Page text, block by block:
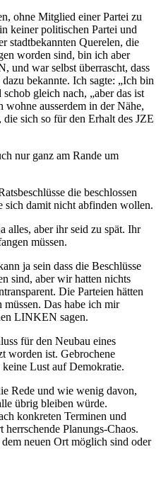
ohne Mitglied einer Partei zu
keiner politischen Partei und
stadtbekannten Querelen, die
worden sind, bin ich aber
war selbst überrascht, dass
bekannte. Ich sagte: „Ich bin
gleich nach, „aber das ist
ausserdem in der Nähe,
sich so für den Erhalt des JZE
nur ganz am Rande um
die beschlossen
sich damit nicht abfinden wollen.
alles, aber ihr seid zu spät. Ihr
müssen.
ja sein dass die Beschlüsse
sind, aber wir hatten nichts
Die Parteien hätten
Das habe ich mir
LINKEN sagen.
für den Neubau eines
worden ist. Gebrochene
Lust auf Demokratie.
Rede und wie wenig davon,
übrig bleiben würde.
konkreten Terminen und
Planungs-Chaos.
neuen Ort möglich sind oder